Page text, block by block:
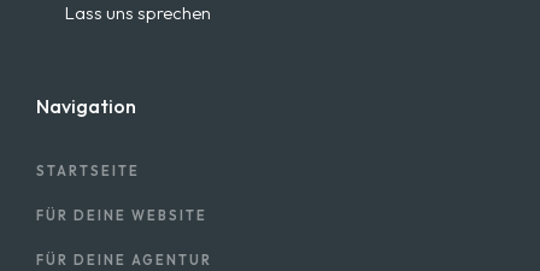
Lass uns sprechen
Navigation
STARTSEITE
FÜR DEINE WEBSITE
FÜR DEINE AGENTUR